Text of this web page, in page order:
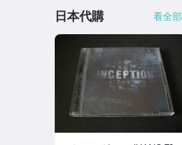
日本代購 看全部